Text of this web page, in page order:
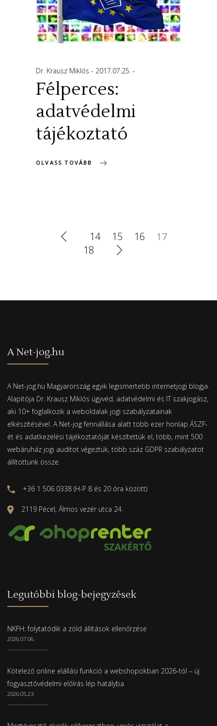
Dr. Krausz Miklós 2017.07.25.
Félperces:
adatvédelmi
tájékoztató
OLVASS TOVÁBB
14 15 16
17
18
A Net-jog.hu
A Net-jog.hu Magyarország egyik legismertebb internetjogi blogja.
Alapítója Dr. Krausz Miklós ügyvéd, adatvédelmi és IT szakjogász,
aki 10+ foglalkozik a weboldalak jogi szabályzatainak
elkészítésével. A Net-jog fennállása alatt több ezer honlap ÁSZF-
ét és adatkezelési tájékoztatóját készítettük el, több, mint 500
webáruház jogi auditot végeztük, több száz GDPR szabályzatot
állítottunk össze.
+36 1 506 0338 (H-P 8 és 20 óra között)
2119 Pécel, Álmos vezér utca 24.
Legutóbbi blog-bejegyzések
NKFH: folytatódik a zöld állítások ellenőrzése
2026.07.06.
Kötelező online elállási funkció a webshopokban 2026-tól – új
fogyasztóvédelmi előírás lép hatályba
2026.05.23.